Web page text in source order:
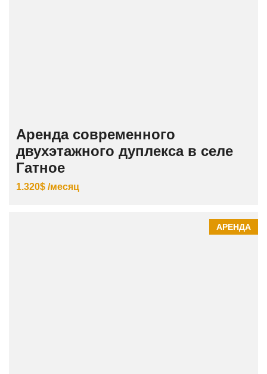
Аренда современного
двухэтажного дуплекса в селе
Гатное
1.320$ /месяц
АРЕНДА